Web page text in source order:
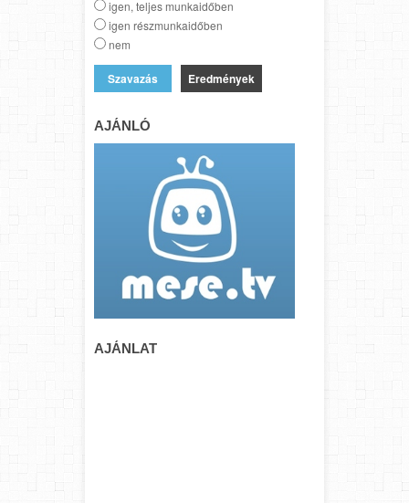
igen, teljes munkaidőben
igen részmunkaidőben
nem
Eredmények
AJÁNLÓ
AJÁNLAT